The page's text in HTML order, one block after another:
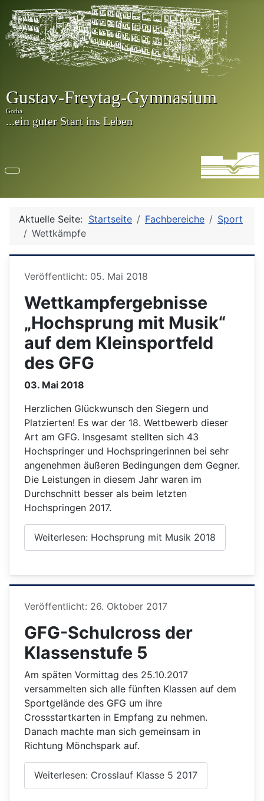
Aktuelle Seite: Startseite Fachbereiche
Sport
Wettkämpfe
Details
Veröffentlicht: 05. Mai 2018
Wettkampfergebnisse
„Hochsprung mit Musik“
auf dem Kleinsportfeld
des GFG
03. Mai 2018
Herzlichen Glückwunsch den Siegern und
Platzierten! Es war der 18. Wettbewerb dieser
Art am GFG. Insgesamt stellten sich 43
Hochspringer und Hochspringerinnen bei sehr
angenehmen äußeren Bedingungen dem Gegner.
Die Leistungen in diesem Jahr waren im
Durchschnitt besser als beim letzten
Hochspringen 2017.
Weiterlesen: Hochsprung mit Musik 2018
Details
Veröffentlicht: 26. Oktober 2017
GFG-Schulcross der
Klassenstufe 5
Am späten Vormittag des 25.10.2017
versammelten sich alle fünften Klassen auf dem
Sportgelände des GFG um ihre
Crossstartkarten in Empfang zu nehmen.
Danach machte man sich gemeinsam in
Richtung Mönchspark auf.
Weiterlesen: Crosslauf Klasse 5 2017